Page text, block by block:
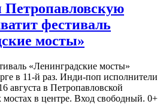
Петропавловскую
фестиваль
мосты»
«Ленинградские мосты»
в 11-й раз. Инди-поп исполнители
августа в Петропавловской
мостах в центре. Вход свободный. 0+